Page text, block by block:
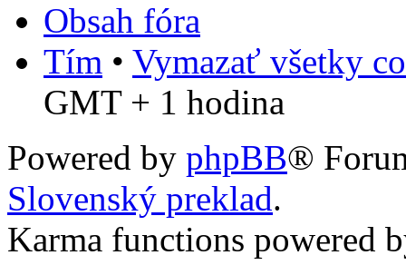
Obsah fóra
Tím • Vymazať všetky
GMT + 1 hodina
Powered by phpBB®
Slovenský preklad.
Karma functions powered